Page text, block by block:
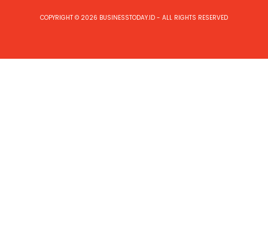
COPYRIGHT © 2026 BUSINESSTODAY.ID - ALL RIGHTS RESERVED